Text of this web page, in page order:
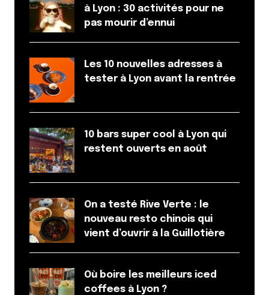
à Lyon : 30 activités pour ne
pas mourir d’ennui
Les 10 nouvelles adresses à
tester à Lyon avant la rentrée
10 bars super cool à Lyon qui
restent ouverts en août
On a testé Rive Verte : le
nouveau resto chinois qui
vient d’ouvrir à la Guillotière
Où boire les meilleurs iced
coffees à Lyon ?